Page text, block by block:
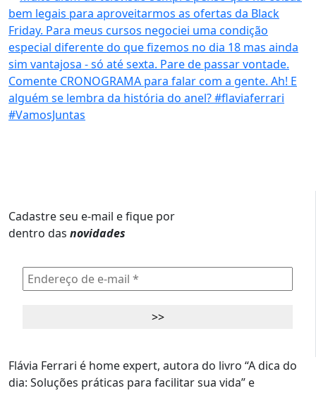
Cadastre seu e-mail e fique por
dentro das novidades
Flávia Ferrari é home expert, autora do livro “A dica do
dia: Soluções práticas para facilitar sua vida” e